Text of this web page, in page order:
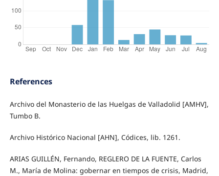
References
Archivo del Monasterio de las Huelgas de Valladolid [AMHV],
Tumbo B.
Archivo Histórico Nacional [AHN], Códices, lib. 1261.
ARIAS GUILLÉN, Fernando, REGLERO DE LA FUENTE, Carlos
M., María de Molina: gobernar en tiempos de crisis, Madrid,